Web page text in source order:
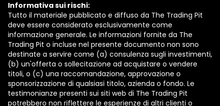
Informativa sui rischi:
Tutto il materiale pubblicato e diffuso da The Trading Pit
deve essere considerato esclusivamente come
informazione generale. Le informazioni fornite da The
Trading Pit o incluse nel presente documento non sono
destinate a servire come (a) consulenza sugli investimenti,
(b) un'offerta o sollecitazione ad acquistare o vendere
titoli, o (c) una raccomandazione, approvazione o
sponsorizzazione di qualsiasi titolo, azienda o fondo. Le
testimonianze presenti sui siti web di The Trading Pit
potrebbero non riflettere le esperienze di altri clienti o